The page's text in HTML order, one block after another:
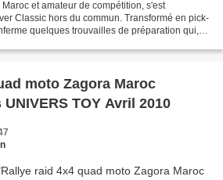
et amateur de compétition, s'est
Classic hors du commun. Transformé en pick-
quelques trouvailles de préparation qui,
moto Zagora Maroc
TOY Avril 2010